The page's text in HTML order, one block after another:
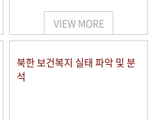
VIEW MORE
북한 보건복지 실태 파악 및 분
석